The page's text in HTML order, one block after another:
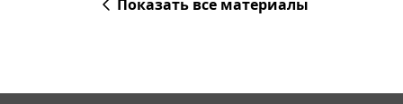
Показать все материалы